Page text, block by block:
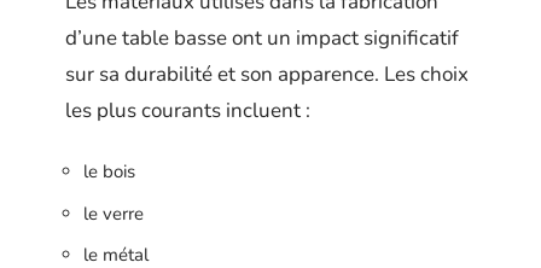
d’une table basse ont un impact significatif
sur sa durabilité et son apparence. Les choix
les plus courants incluent :
le bois
le verre
le métal